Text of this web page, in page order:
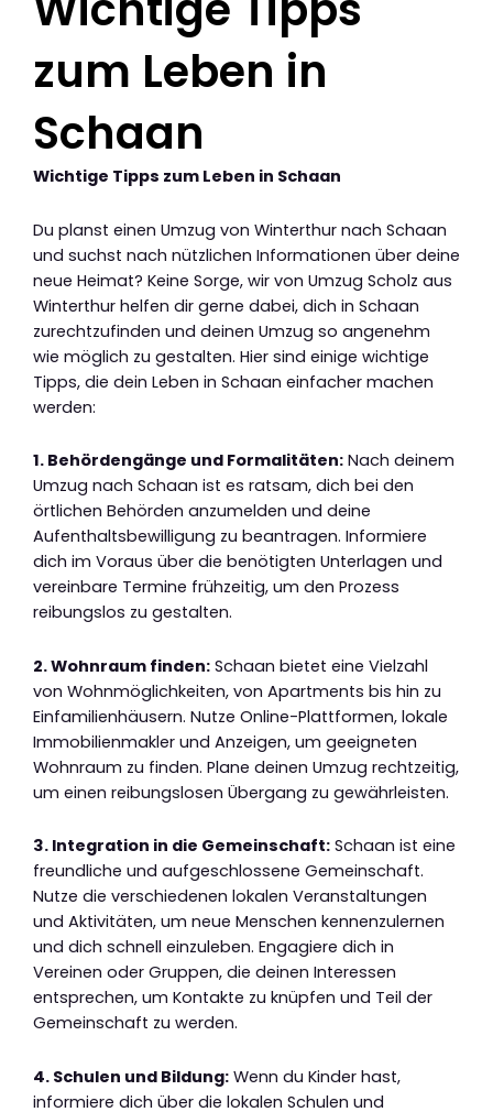
zum Leben in
Schaan
Wichtige Tipps zum Leben in Schaan
Du planst einen Umzug von Winterthur nach Schaan
und suchst nach nützlichen Informationen über deine
neue Heimat? Keine Sorge, wir von Umzug Scholz aus
Winterthur helfen dir gerne dabei, dich in Schaan
zurechtzufinden und deinen Umzug so angenehm
wie möglich zu gestalten. Hier sind einige wichtige
Tipps, die dein Leben in Schaan einfacher machen
werden:
1. Behördengänge und Formalitäten: Nach deinem
Umzug nach Schaan ist es ratsam, dich bei den
örtlichen Behörden anzumelden und deine
Aufenthaltsbewilligung zu beantragen. Informiere
dich im Voraus über die benötigten Unterlagen und
vereinbare Termine frühzeitig, um den Prozess
reibungslos zu gestalten.
2. Wohnraum finden: Schaan bietet eine Vielzahl
von Wohnmöglichkeiten, von Apartments bis hin zu
Einfamilienhäusern. Nutze Online-Plattformen, lokale
Immobilienmakler und Anzeigen, um geeigneten
Wohnraum zu finden. Plane deinen Umzug rechtzeitig,
um einen reibungslosen Übergang zu gewährleisten.
3. Integration in die Gemeinschaft: Schaan ist eine
freundliche und aufgeschlossene Gemeinschaft.
Nutze die verschiedenen lokalen Veranstaltungen
und Aktivitäten, um neue Menschen kennenzulernen
und dich schnell einzuleben. Engagiere dich in
Vereinen oder Gruppen, die deinen Interessen
entsprechen, um Kontakte zu knüpfen und Teil der
Gemeinschaft zu werden.
4. Schulen und Bildung: Wenn du Kinder hast,
informiere dich über die lokalen Schulen und